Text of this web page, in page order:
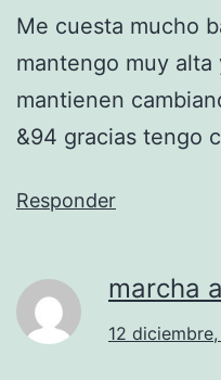
Me cuesta mucho
mantengo muy alta
mantienen
&94 gracias tengo
Responder
marcha
12